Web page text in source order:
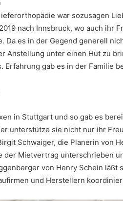
war sozusagen
nach Innsbruck, wo auch ihr
Da es in der Gegend generell
Anstellung unter einen Hut zu
Erfahrung gab es in der Familie
in Stuttgart und so gab es
unterstütze sie nicht nur ihr
Schwaiger, die Planerin von
der Mietvertrag unterschrieben
von Henry Schein läßt
und Herstellern